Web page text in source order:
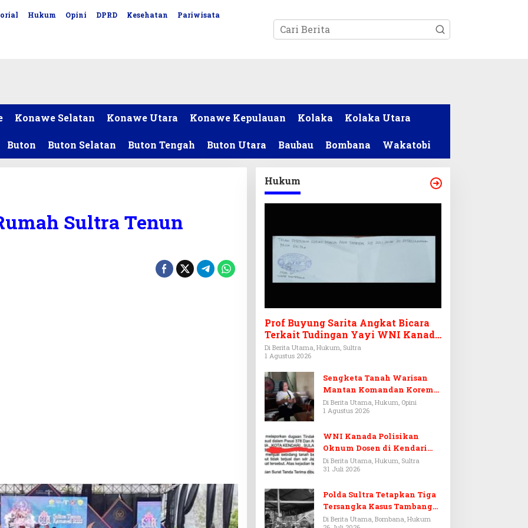
Hukum Opini DPRD Kesehatan Pariwisata
Konawe Selatan Konawe Utara Konawe Kepulauan Kolaka Kolaka Utara
Buton Buton Selatan Buton Tengah Buton Utara Baubau Bombana Wakatobi
Sultra Tenun
Hukum
Prof Buyung Sarita Angkat Bicara
Terkait Tudingan Yayi WNI Kanada
Ditagih Utang Rp3,6 Miliar
Di Berita Utama, Hukum, Sultra
1 Agustus 2026
Sengketa Tanah Warisan
Mantan Komandan Korem
143/HO, Ketika Warisan
Menjadi Arena Pemerasan
Di Berita Utama, Hukum, Opini
1 Agustus 2026
WNI Kanada Polisikan
Oknum Dosen di Kendari
Terkait Aset Puluhan Miliar
Di Berita Utama, Hukum, Sultra
31 Juli 2026
Polda Sultra Tetapkan Tiga
Tersangka Kasus Tambang
Emas Ilegal di Bombana
Di Berita Utama, Bombana, Hukum